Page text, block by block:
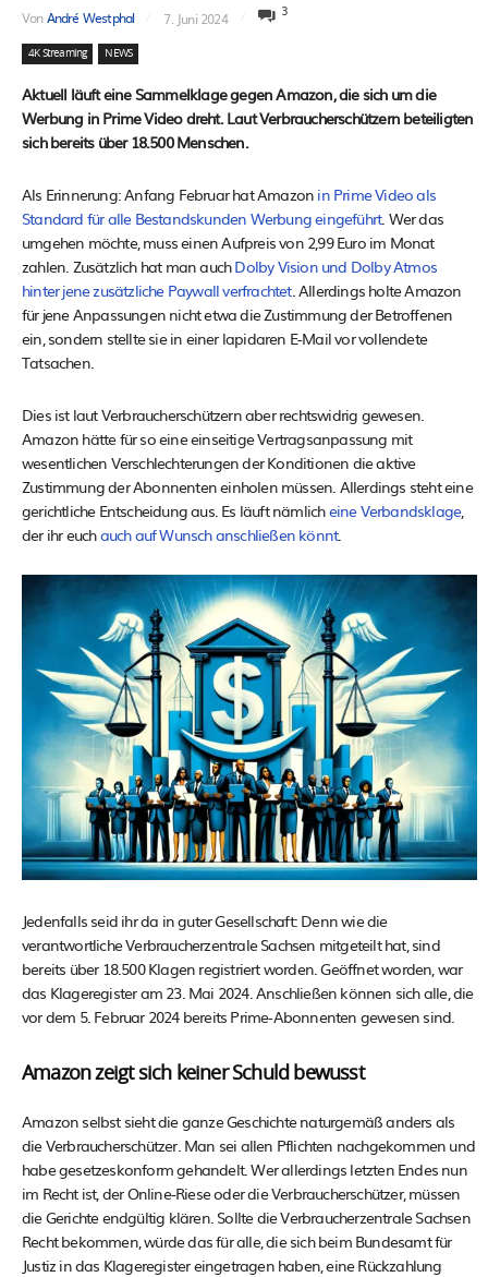
VonAndré Westphal 7. Juni 2024 3
4K Streaming NEWS
Aktuell läuft eine Sammelklage gegen Amazon, die sich um die
Werbung in Prime Video dreht. Laut Verbraucherschützern beteiligten
sich bereits über 18.500 Menschen.
Als Erinnerung: Anfang Februar hat Amazon in Prime Video als
Standard für alle Bestandskunden Werbung eingeführt. Wer das
umgehen möchte, muss einen Aufpreis von 2,99 Euro im Monat
zahlen. Zusätzlich hat man auchDolby Vision und Dolby Atmos
hinter jene zusätzliche Paywall verfrachtet. Allerdings holte Amazon
für jene Anpassungen nicht etwa die Zustimmung der Betroffenen
ein, sondern stellte sie in einer lapidaren E-Mail vor vollendete
Tatsachen.
Dies ist laut Verbraucherschützern aber rechtswidrig gewesen.
Amazon hätte für so eine einseitige Vertragsanpassung mit
wesentlichen Verschlechterungen der Konditionen die aktive
Zustimmung der Abonnenten einholen müssen. Allerdings steht eine
gerichtliche Entscheidung aus. Es läuft nämlicheine Verbandsklage,
der ihr euchauch auf Wunsch anschließen könnt.
Jedenfalls seid ihr da in guter Gesellschaft: Denn wie die
verantwortliche Verbraucherzentrale Sachsen mitgeteilt hat, sind
bereits über 18.500 Klagen registriert worden. Geöffnet worden, war
das Klageregister am 23. Mai 2024. Anschließen können sich alle, die
vor dem 5. Februar 2024 bereits Prime-Abonnenten gewesen sind.
Amazon zeigt sich keiner Schuld bewusst
Amazon selbst sieht die ganze Geschichte naturgemäß anders als
die Verbraucherschützer. Man sei allen Pflichten nachgekommen und
habe gesetzeskonform gehandelt. Wer allerdings letzten Endes nun
im Recht ist, der Online-Riese oder die Verbraucherschützer, müssen
die Gerichte endgültig klären. Sollte die Verbraucherzentrale Sachsen
Recht bekommen, würde das für alle, die sich beim Bundesamt für
Justiz in das Klageregister eingetragen haben, eine Rückzahlung